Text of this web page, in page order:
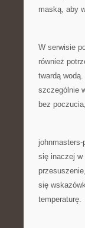
maską, aby
W serwisie
również
twardą
szczególnie
bez
się inaczej w
się
temperaturę.